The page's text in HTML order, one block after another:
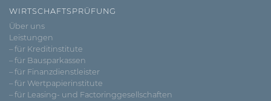
WIRTSCHAFTSPRÜFUNG
Über uns
Leistungen
– für Kreditinstitute
– für Bausparkassen
– für Finanzdienstleister
– für Wertpapierinstitute
– für Leasing- und Factoringgesellschaften